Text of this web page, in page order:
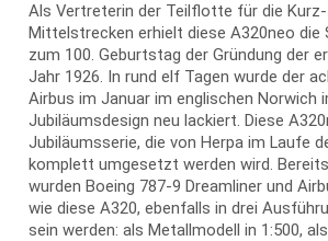
Als Vertreterin der Teilflotte für die Kurz-
Mittelstrecken erhielt diese A320neo die
zum 100. Geburtstag der Gründung der
Jahr 1926. In rund elf Tagen wurde der
Airbus im Januar im englischen Norwich
Jubiläumsdesign neu lackiert. Diese
Jubiläumsserie, die von Herpa im Laufe
komplett umgesetzt werden wird.
wurden Boeing 787-9 Dreamliner und
wie diese A320, ebenfalls in drei
sein werden: als Metallmodell in 1:500,